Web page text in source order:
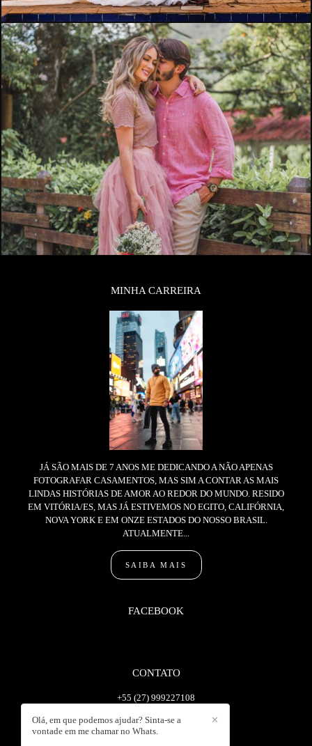
MINHA CARREIRA
JÁ SÃO MAIS DE 7 ANOS ME DEDICANDO A NÃO APENAS
FOTOGRAFAR CASAMENTOS, MAS SIM A CONTAR AS MAIS
LINDAS HISTÓRIAS DE AMOR AO REDOR DO MUNDO. RESIDO
EM VITÓRIA/ES, MAS JÁ ESTIVEMOS NO EGITO, CALIFÓRNIA,
NOVA YORK E EM ONZE ESTADOS DO NOSSO BRASIL.
ATUALMENTE...
SAIBA MAIS
FACEBOOK
CONTATO
+55 (27) 999227108
Enviar mensagem
wanlopesc@gmail.com
✕
Olá, em que podemos ajudar? Sinta-se a
vontade em me chamar no Whats.